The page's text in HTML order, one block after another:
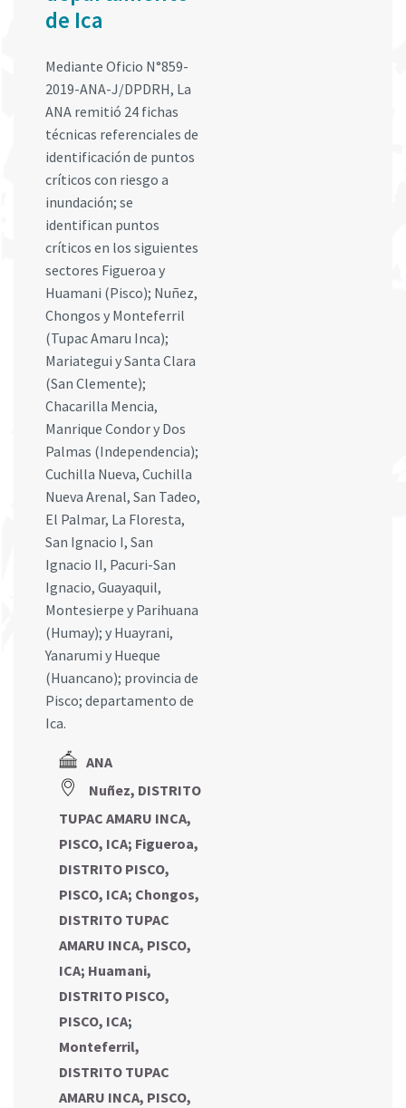
de Ica
Mediante Oficio N°859-
2019-ANA-J/DPDRH, La
ANA remitió 24 fichas
técnicas referenciales de
identificación de puntos
críticos con riesgo a
inundación; se
identifican puntos
críticos en los siguientes
sectores Figueroa y
Huamani (Pisco); Nuñez,
Chongos y Monteferril
(Tupac Amaru Inca);
Mariategui y Santa Clara
(San Clemente);
Chacarilla Mencia,
Manrique Condor y Dos
Palmas (Independencia);
Cuchilla Nueva, Cuchilla
Nueva Arenal, San Tadeo,
El Palmar, La Floresta,
San Ignacio I, San
Ignacio II, Pacuri-San
Ignacio, Guayaquil,
Montesierpe y Parihuana
(Humay); y Huayrani,
Yanarumi y Hueque
(Huancano); provincia de
Pisco; departamento de
Ica.
ANA
Nuñez, DISTRITO
TUPAC AMARU INCA,
PISCO, ICA; Figueroa,
DISTRITO PISCO,
PISCO, ICA; Chongos,
DISTRITO TUPAC
AMARU INCA, PISCO,
ICA; Huamani,
DISTRITO PISCO,
PISCO, ICA;
Monteferril,
DISTRITO TUPAC
AMARU INCA, PISCO,